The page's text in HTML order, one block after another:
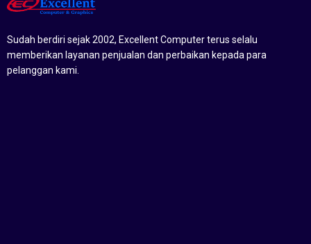
Sudah berdiri sejak 2002, Excellent Computer terus selalu
memberikan layanan penjualan dan perbaikan kepada para
pelanggan kami.